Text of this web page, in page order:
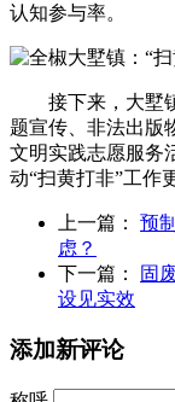
认知参与率。
接下来，大墅镇
题宣传、非法出版
文明实践志愿服务
动“扫黄打非”工作
上一篇： 预
虑？
下一篇：
固
设见实效
添加新评论